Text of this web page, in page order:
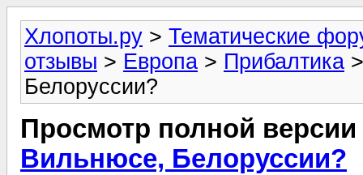
Хлопоты.ру > Тематические
отзывы > Европа > Прибалтика
Белоруссии?
Просмотр полной
Вильнюсе, Белоруссии?